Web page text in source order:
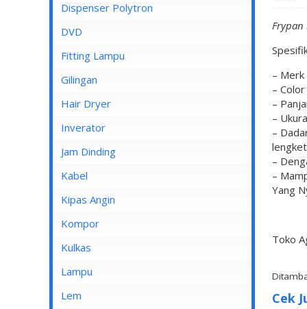
Frypan
– Merk
–
–
–
–
lengket
–
–
Yang
Toko
Cek
Dispenser Cosmos
Dispenser Miyako
Dispenser Sanken
Dispenser Polytron
DVD
Fitting Lampu
Gilingan
Hair Dryer
Inverator
Jam Dinding
Kabel
Inbow/Outbow T Dus
Kabel Aksesoris
Kabel Antena
Kabel BC
Kipas Angin
Kipas Angin Berdiri
Kipas Angin Dinding
Kipas Angin Duduk
Kipas Angin Gantung
Kompor
Kompor Rinnai
Kulkas
LG
POLYTRON
Lampu
Fitting Lampu
Lem